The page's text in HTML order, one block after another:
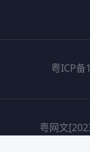
粤ICP备
粤网文